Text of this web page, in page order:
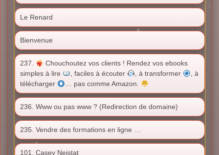
Le Renard
Bienvenue
237.
Chouchoutez vos clients ! Rendez vos ebooks
simples à lire
, faciles à écouter , à transformer
, à
télécharger
… pas comme Amazon.
236. Www ou pas www ? (Redirection de domaine)
235. Vendre des formations en ligne …
101. Casey Neistat